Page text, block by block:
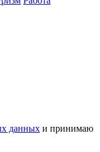
данных и принимаю